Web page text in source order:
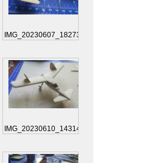
IMG_20230607_182739
IMG_20230610_143149